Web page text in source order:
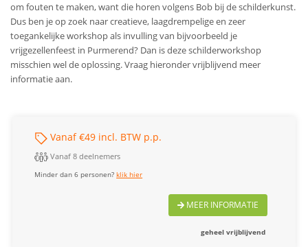
om fouten te maken, want die horen volgens Bob bij de schilderkunst.
Dus ben je op zoek naar creatieve, laagdrempelige en zeer
toegankelijke workshop als invulling van bijvoorbeeld je
vrijgezellenfeest in Purmerend? Dan is deze schilderworkshop
misschien wel de oplossing. Vraag hieronder vrijblijvend meer
informatie aan.
Vanaf €49 incl. BTW p.p.
Vanaf 8 deelnemers
Minder dan 6 personen?klik hier
MEER INFORMATIE
geheel vrijblijvend